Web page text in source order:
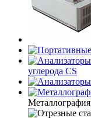
углерода CS
Металлография